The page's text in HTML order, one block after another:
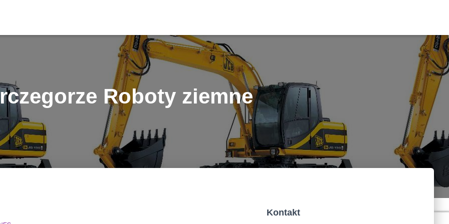
Roboty ziemne
Kontakt